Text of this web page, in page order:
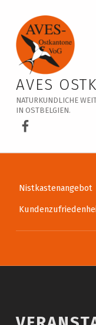
Veranstaltungskalender – AVES Ostkantone VoG
AVES
NATURKUNDLICHE
IN OSTBELGIEN.
AVES
Nistkastenangebot